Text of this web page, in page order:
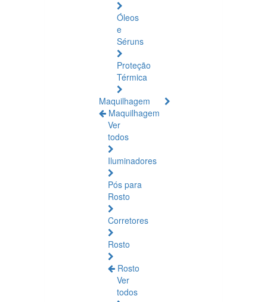
Óleos
e
Séruns
Proteção
Térmica
Maquilhagem
Maquilhagem
Ver
todos
Iluminadores
Pós para
Rosto
Corretores
Rosto
Rosto
Ver
todos